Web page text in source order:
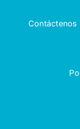
Contáctenos